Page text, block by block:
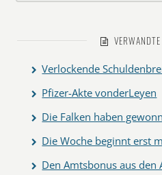
Verlockende
Pfizer-Akte vonderLeyen
Die Falken haben
Die Woche beginnt erst
Den Amtsbonus aus den